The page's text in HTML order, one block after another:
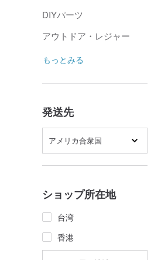
DIYパーツ
アウトドア・レジャー
もっとみる
発送先
アメリカ合衆国
ショップ所在地
台湾
香港